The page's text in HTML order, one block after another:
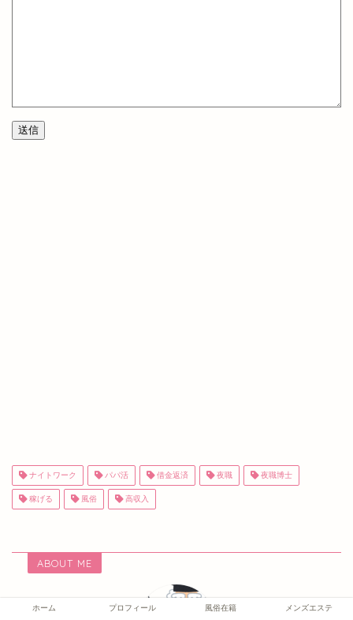
送信
ナイトワーク パパ活 借金返済 夜職 夜職博士
稼げる 風俗 高収入
ABOUT ME
ホーム プロフィール 風俗在籍 メンズエステ